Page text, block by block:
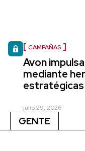
CAMPAÑAS
Avon
mediante
estratégicas
julio 29, 2026
GENTE